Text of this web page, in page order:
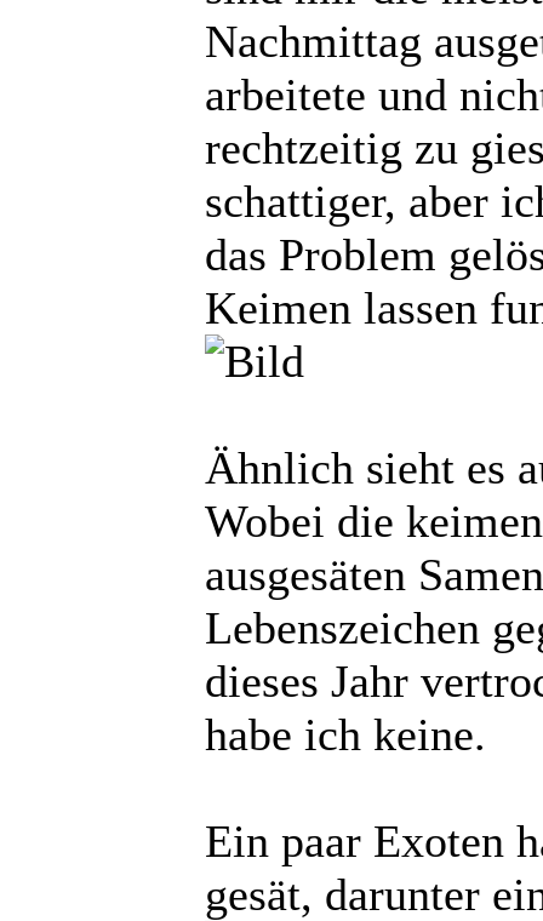
Nachmittag
arbeitete und
rechtzeitig zu
schattiger, aber
das Problem
Keimen lassen
Ähnlich sieht es
Wobei die
ausgesäten
Lebenszeichen
dieses Jahr
habe ich keine.
Ein paar Exoten
gesät, darunter